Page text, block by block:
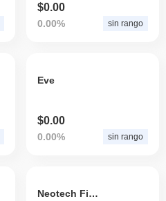
$0.00
0.00% sin rango
Eve
$0.00
0.00% sin rango
Neotech Finance